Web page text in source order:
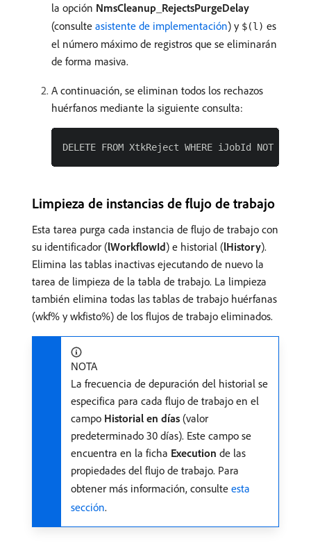
la opción NmsCleanup_RejectsPurgeDelay
(consulte asistente de implementación) y $(l) es
el número máximo de registros que se eliminarán
de forma masiva.
A continuación, se eliminan todos los rechazos
huérfanos mediante la siguiente consulta:
Limpieza de instancias de flujo de trabajo
Esta tarea purga cada instancia de flujo de trabajo con
su identificador (lWorkflowId) e historial (lHistory).
Elimina las tablas inactivas ejecutando de nuevo la
tarea de limpieza de la tabla de trabajo. La limpieza
también elimina todas las tablas de trabajo huérfanas
(wkf% y wkfisto%) de los flujos de trabajo eliminados.
NOTA
La frecuencia de depuración del historial se
especifica para cada flujo de trabajo en el
campo Historial en días (valor
predeterminado 30 días). Este campo se
encuentra en la ficha Execution de las
propiedades del flujo de trabajo. Para
obtener más información, consulte esta
sección.